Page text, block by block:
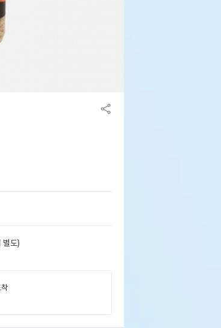
별도)